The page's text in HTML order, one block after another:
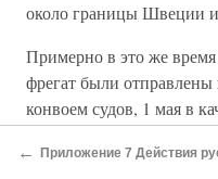
около границы Швеции
Примерно в это же время
фрегат были
конвоем судов, 1 мая в
он соединился с
←